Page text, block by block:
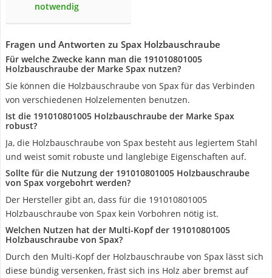
notwendig
Fragen und Antworten zu Spax Holzbauschraube
Für welche Zwecke kann man die 191010801005
Holzbauschraube der Marke Spax nutzen?
Sie können die Holzbauschraube von Spax für das Verbinden
von verschiedenen Holzelementen benutzen.
Ist die 191010801005 Holzbauschraube der Marke Spax
robust?
Ja, die Holzbauschraube von Spax besteht aus legiertem Stahl
und weist somit robuste und langlebige Eigenschaften auf.
Sollte für die Nutzung der 191010801005 Holzbauschraube
von Spax vorgebohrt werden?
Der Hersteller gibt an, dass für die 191010801005
Holzbauschraube von Spax kein Vorbohren nötig ist.
Welchen Nutzen hat der Multi-Kopf der 191010801005
Holzbauschraube von Spax?
Durch den Multi-Kopf der Holzbauschraube von Spax lässt sich
diese bündig versenken, fräst sich ins Holz aber bremst auf